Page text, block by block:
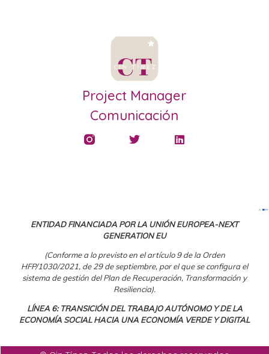
Project Manager
Comunicación
ENTIDAD FINANCIADA POR LA UNIÓN EUROPEA-NEXT
GENERATION EU
(Conforme a lo previsto en el artículo 9 de la Orden
HFP/1030/2021, de 29 de septiembre, por el que se configura el
sistema de gestión del Plan de Recuperación, Transformación y
Resiliencia).
LÍNEA 6: TRANSICIÓN DEL TRABAJO AUTÓNOMO Y DE LA
ECONOMÍA SOCIAL HACIA UNA ECONOMÍA VERDE Y DIGITAL